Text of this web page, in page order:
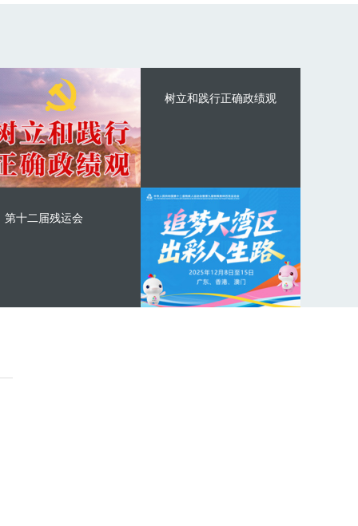
树立和践行正确政绩观
第十二届残运会